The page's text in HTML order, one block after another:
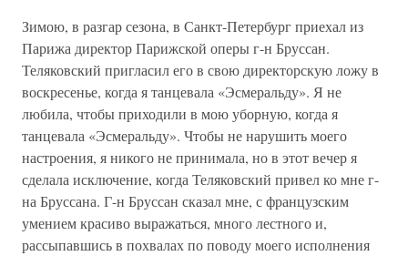
Зимою, в разгар сезона, в Санкт-Петербург приехал из
Парижа директор Парижской оперы г-н Бруссан.
Теляковский пригласил его в свою директорскую ложу в
воскресенье, когда я танцевала «Эсмеральду». Я не
любила, чтобы приходили в мою уборную, когда я
танцевала «Эсмеральду». Чтобы не нарушить моего
настроения, я никого не принимала, но в этот вечер я
сделала исключение, когда Теляковский привел ко мне г-
на Бруссана. Г-н Бруссан сказал мне, с французским
умением красиво выражаться, много лестного и,
рассыпавшись в похвалах по поводу моего исполнения